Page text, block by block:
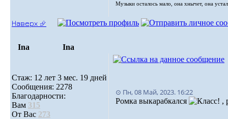
Музыки осталось мало, oна хнычет, она
Наверх ⮵
Ina Ina
Стаж: 12 лет 3 мес. 19 дней
Сообщения: 2278
Благодарности:
Вам 315
От Вас 273
⊙ Пн, 08 Май, 2023. 16:22
Ромка выкарабкался ,